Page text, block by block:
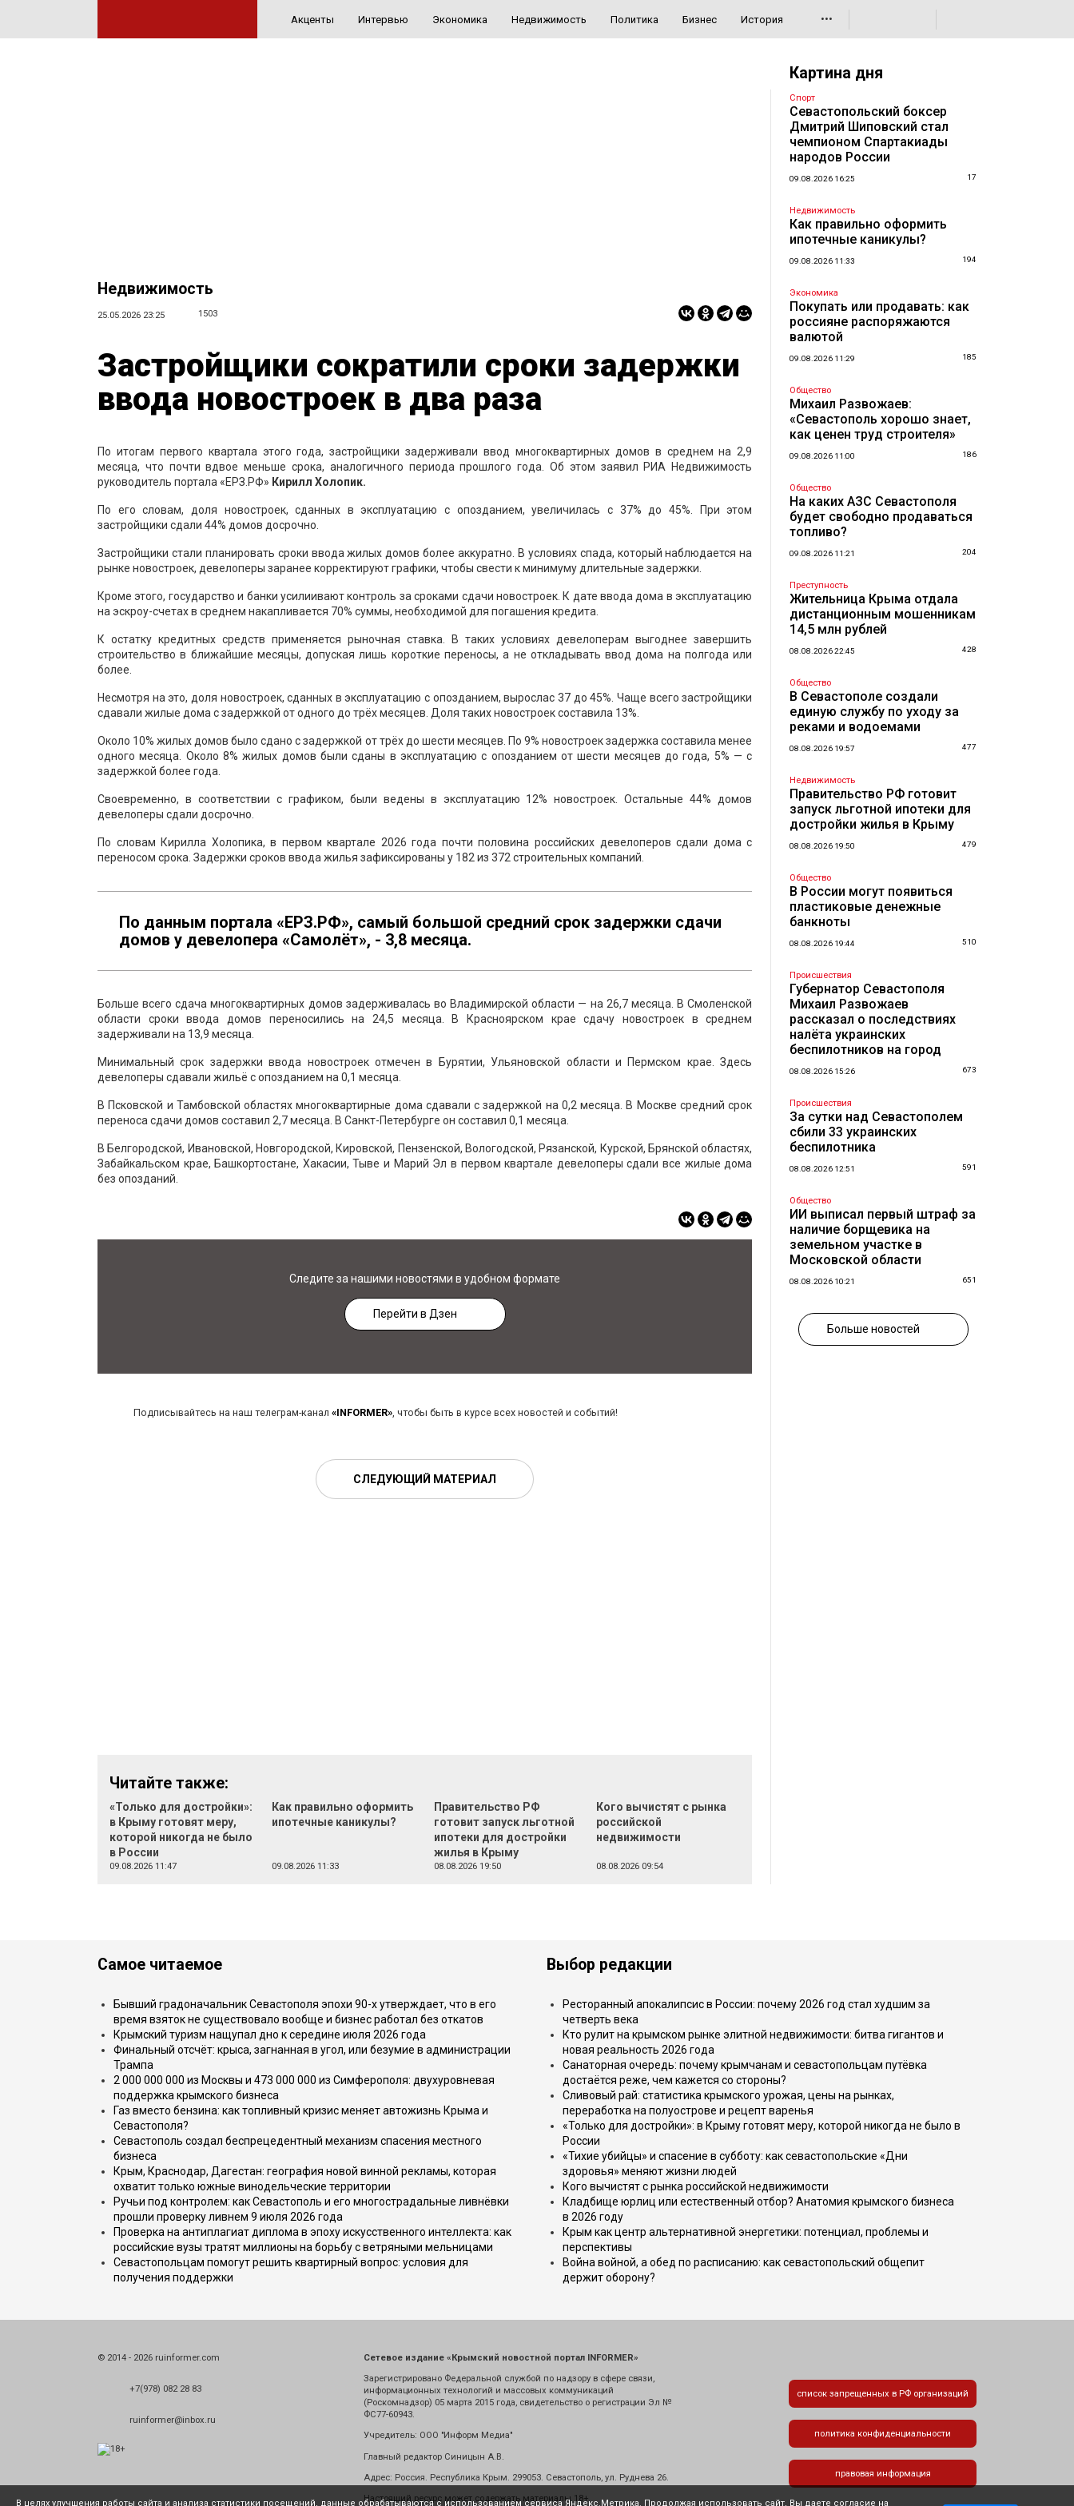
Акценты Интервью Экономика Недвижимость Политика Бизнес История •••
Недвижимость
25.05.2026 23:25 1503
Застройщики сократили сроки задержки
ввода новостроек в два раза
По итогам первого квартала этого года, застройщики задерживали ввод многоквартирных домов в среднем на 2,9
месяца, что почти вдвое меньше срока, аналогичного периода прошлого года. Об этом заявил РИА Недвижимость
руководитель портала «ЕРЗ.РФ» Кирилл Холопик.
По его словам, доля новостроек, сданных в эксплуатацию с опозданием, увеличилась с 37% до 45%. При этом
застройщики сдали 44% домов досрочно.
Застройщики стали планировать сроки ввода жилых домов более аккуратно. В условиях спада, который наблюдается на
рынке новостроек, девелоперы заранее корректируют графики, чтобы свести к минимуму длительные задержки.
Кроме этого, государство и банки усилиивают контроль за сроками сдачи новостроек. К дате ввода дома в эксплуатацию
на эскроу-счетах в среднем накапливается 70% суммы, необходимой для погашения кредита.
К остатку кредитных средств применяется рыночная ставка. В таких условиях девелоперам выгоднее завершить
строительство в ближайшие месяцы, допуская лишь короткие переносы, а не откладывать ввод дома на полгода или
более.
Несмотря на это, доля новостроек, сданных в эксплуатацию с опозданием, вырослас 37 до 45%. Чаще всего застройщики
сдавали жилые дома с задержкой от одного до трёх месяцев. Доля таких новостроек составила 13%.
Около 10% жилых домов было сдано с задержкой от трёх до шести месяцев. По 9% новостроек задержка составила менее
одного месяца. Около 8% жилых домов были сданы в эксплуатацию с опозданием от шести месяцев до года, 5% — с
задержкой более года.
Своевременно, в соответствии с графиком, были ведены в эксплуатацию 12% новостроек. Остальные 44% домов
девелоперы сдали досрочно.
По словам Кирилла Холопика, в первом квартале 2026 года почти половина российских девелоперов сдали дома с
переносом срока. Задержки сроков ввода жилья зафиксированы у 182 из 372 строительных компаний.
По данным портала «ЕРЗ.РФ», самый большой средний срок задержки сдачи
домов у девелопера «Самолёт», - 3,8 месяца.
Больше всего сдача многоквартирных домов задерживалась во Владимирской области — на 26,7 месяца. В Смоленской
области сроки ввода домов переносились на 24,5 месяца. В Красноярском крае сдачу новостроек в среднем
задерживали на 13,9 месяца.
Минимальный срок задержки ввода новостроек отмечен в Бурятии, Ульяновской области и Пермском крае. Здесь
девелоперы сдавали жильё с опозданием на 0,1 месяца.
В Псковской и Тамбовской областях многоквартирные дома сдавали с задержкой на 0,2 месяца. В Москве средний срок
переноса сдачи домов составил 2,7 месяца. В Санкт-Петербурге он составил 0,1 месяца.
В Белгородской, Ивановской, Новгородской, Кировской, Пензенской, Вологодской, Рязанской, Курской, Брянской областях,
Забайкальском крае, Башкортостане, Хакасии, Тыве и Марий Эл в первом квартале девелоперы сдали все жилые дома
без опозданий.
Следите за нашими новостями в удобном формате
Перейти в Дзен
Подписывайтесь на наш телеграм-канал «INFORMER», чтобы быть в курсе всех новостей и событий!
СЛЕДУЮЩИЙ МАТЕРИАЛ
Читайте также:
«Только для достройки»:
в Крыму готовят меру,
которой никогда не было
в России
09.08.2026 11:47
Как правильно оформить
ипотечные каникулы?
09.08.2026 11:33
Правительство РФ
готовит запуск льготной
ипотеки для достройки
жилья в Крыму
08.08.2026 19:50
Кого вычистят с рынка
российской
недвижимости
08.08.2026 09:54
Картина дня
Спорт
Севастопольский боксер
Дмитрий Шиповский стал
чемпионом Спартакиады
народов России
09.08.2026 16:25 17
Недвижимость
Как правильно оформить
ипотечные каникулы?
09.08.2026 11:33 194
Экономика
Покупать или продавать: как
россияне распоряжаются
валютой
09.08.2026 11:29 185
Общество
Михаил Развожаев:
«Севастополь хорошо знает,
как ценен труд строителя»
09.08.2026 11:00 186
Общество
На каких АЗС Севастополя
будет свободно продаваться
топливо?
09.08.2026 11:21 204
Преступность
Жительница Крыма отдала
дистанционным мошенникам
14,5 млн рублей
08.08.2026 22:45 428
Общество
В Севастополе создали
единую службу по уходу за
реками и водоемами
08.08.2026 19:57 477
Недвижимость
Правительство РФ готовит
запуск льготной ипотеки для
достройки жилья в Крыму
08.08.2026 19:50 479
Общество
В России могут появиться
пластиковые денежные
банкноты
08.08.2026 19:44 510
Происшествия
Губернатор Севастополя
Михаил Развожаев
рассказал о последствиях
налёта украинских
беспилотников на город
08.08.2026 15:26 673
Происшествия
За сутки над Севастополем
сбили 33 украинских
беспилотника
08.08.2026 12:51 591
Общество
ИИ выписал первый штраф за
наличие борщевика на
земельном участке в
Московской области
08.08.2026 10:21 651
Больше новостей
Самое читаемое
Бывший градоначальник Севастополя эпохи 90-х утверждает, что в его
время взяток не существовало вообще и бизнес работал без откатов
Крымский туризм нащупал дно к середине июля 2026 года
Финальный отсчёт: крыса, загнанная в угол, или безумие в администрации
Трампа
2 000 000 000 из Москвы и 473 000 000 из Симферополя: двухуровневая
поддержка крымского бизнеса
Газ вместо бензина: как топливный кризис меняет автожизнь Крыма и
Севастополя?
Севастополь создал беспрецедентный механизм спасения местного
бизнеса
Крым, Краснодар, Дагестан: география новой винной рекламы, которая
охватит только южные винодельческие территории
Ручьи под контролем: как Севастополь и его многострадальные ливнёвки
прошли проверку ливнем 9 июля 2026 года
Проверка на антиплагиат диплома в эпоху искусственного интеллекта: как
российские вузы тратят миллионы на борьбу с ветряными мельницами
Севастопольцам помогут решить квартирный вопрос: условия для
получения поддержки
Выбор редакции
Ресторанный апокалипсис в России: почему 2026 год стал худшим за
четверть века
Кто рулит на крымском рынке элитной недвижимости: битва гигантов и
новая реальность 2026 года
Санаторная очередь: почему крымчанам и севастопольцам путёвка
достаётся реже, чем кажется со стороны?
Сливовый рай: статистика крымского урожая, цены на рынках,
переработка на полуострове и рецепт варенья
«Только для достройки»: в Крыму готовят меру, которой никогда не было в
России
«Тихие убийцы» и спасение в субботу: как севастопольские «Дни
здоровья» меняют жизни людей
Кого вычистят с рынка российской недвижимости
Кладбище юрлиц или естественный отбор? Анатомия крымского бизнеса
в 2026 году
Крым как центр альтернативной энергетики: потенциал, проблемы и
перспективы
Война войной, а обед по расписанию: как севастопольский общепит
держит оборону?
© 2014 - 2026 ruinformer.com
+7(978) 082 28 83
ruinformer@inbox.ru
Сетевое издание «Крымский новостной портал INFORMER»
Зарегистрировано Федеральной службой по надзору в сфере связи,
информационных технологий и массовых коммуникаций
(Роскомнадзор) 05 марта 2015 года, свидетельство о регистрации Эл №
ФС77-60943.
Учредитель: ООО "Информ Медиа"
Главный редактор Синицын А.В.
Адрес: Россия. Республика Крым. 299053. Севастополь, ул. Руднева 26.
Настоящий ресурс может содержать материалы 18+
список запрещенных в РФ организаций
политика конфиденциальности
правовая информация
В целях улучшения работы сайта и анализа статистики посещений, данные обрабатываются с использованием сервиса Яндекс.Метрика. Продолжая использовать сайт, Вы даете согласие на